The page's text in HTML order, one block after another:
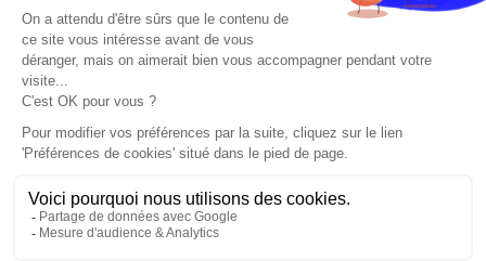
Design – Mediapilote
Développement – Frennly
Cookies
Cochizby Boream
1 Rue de Jarlot
44830 Bouaye